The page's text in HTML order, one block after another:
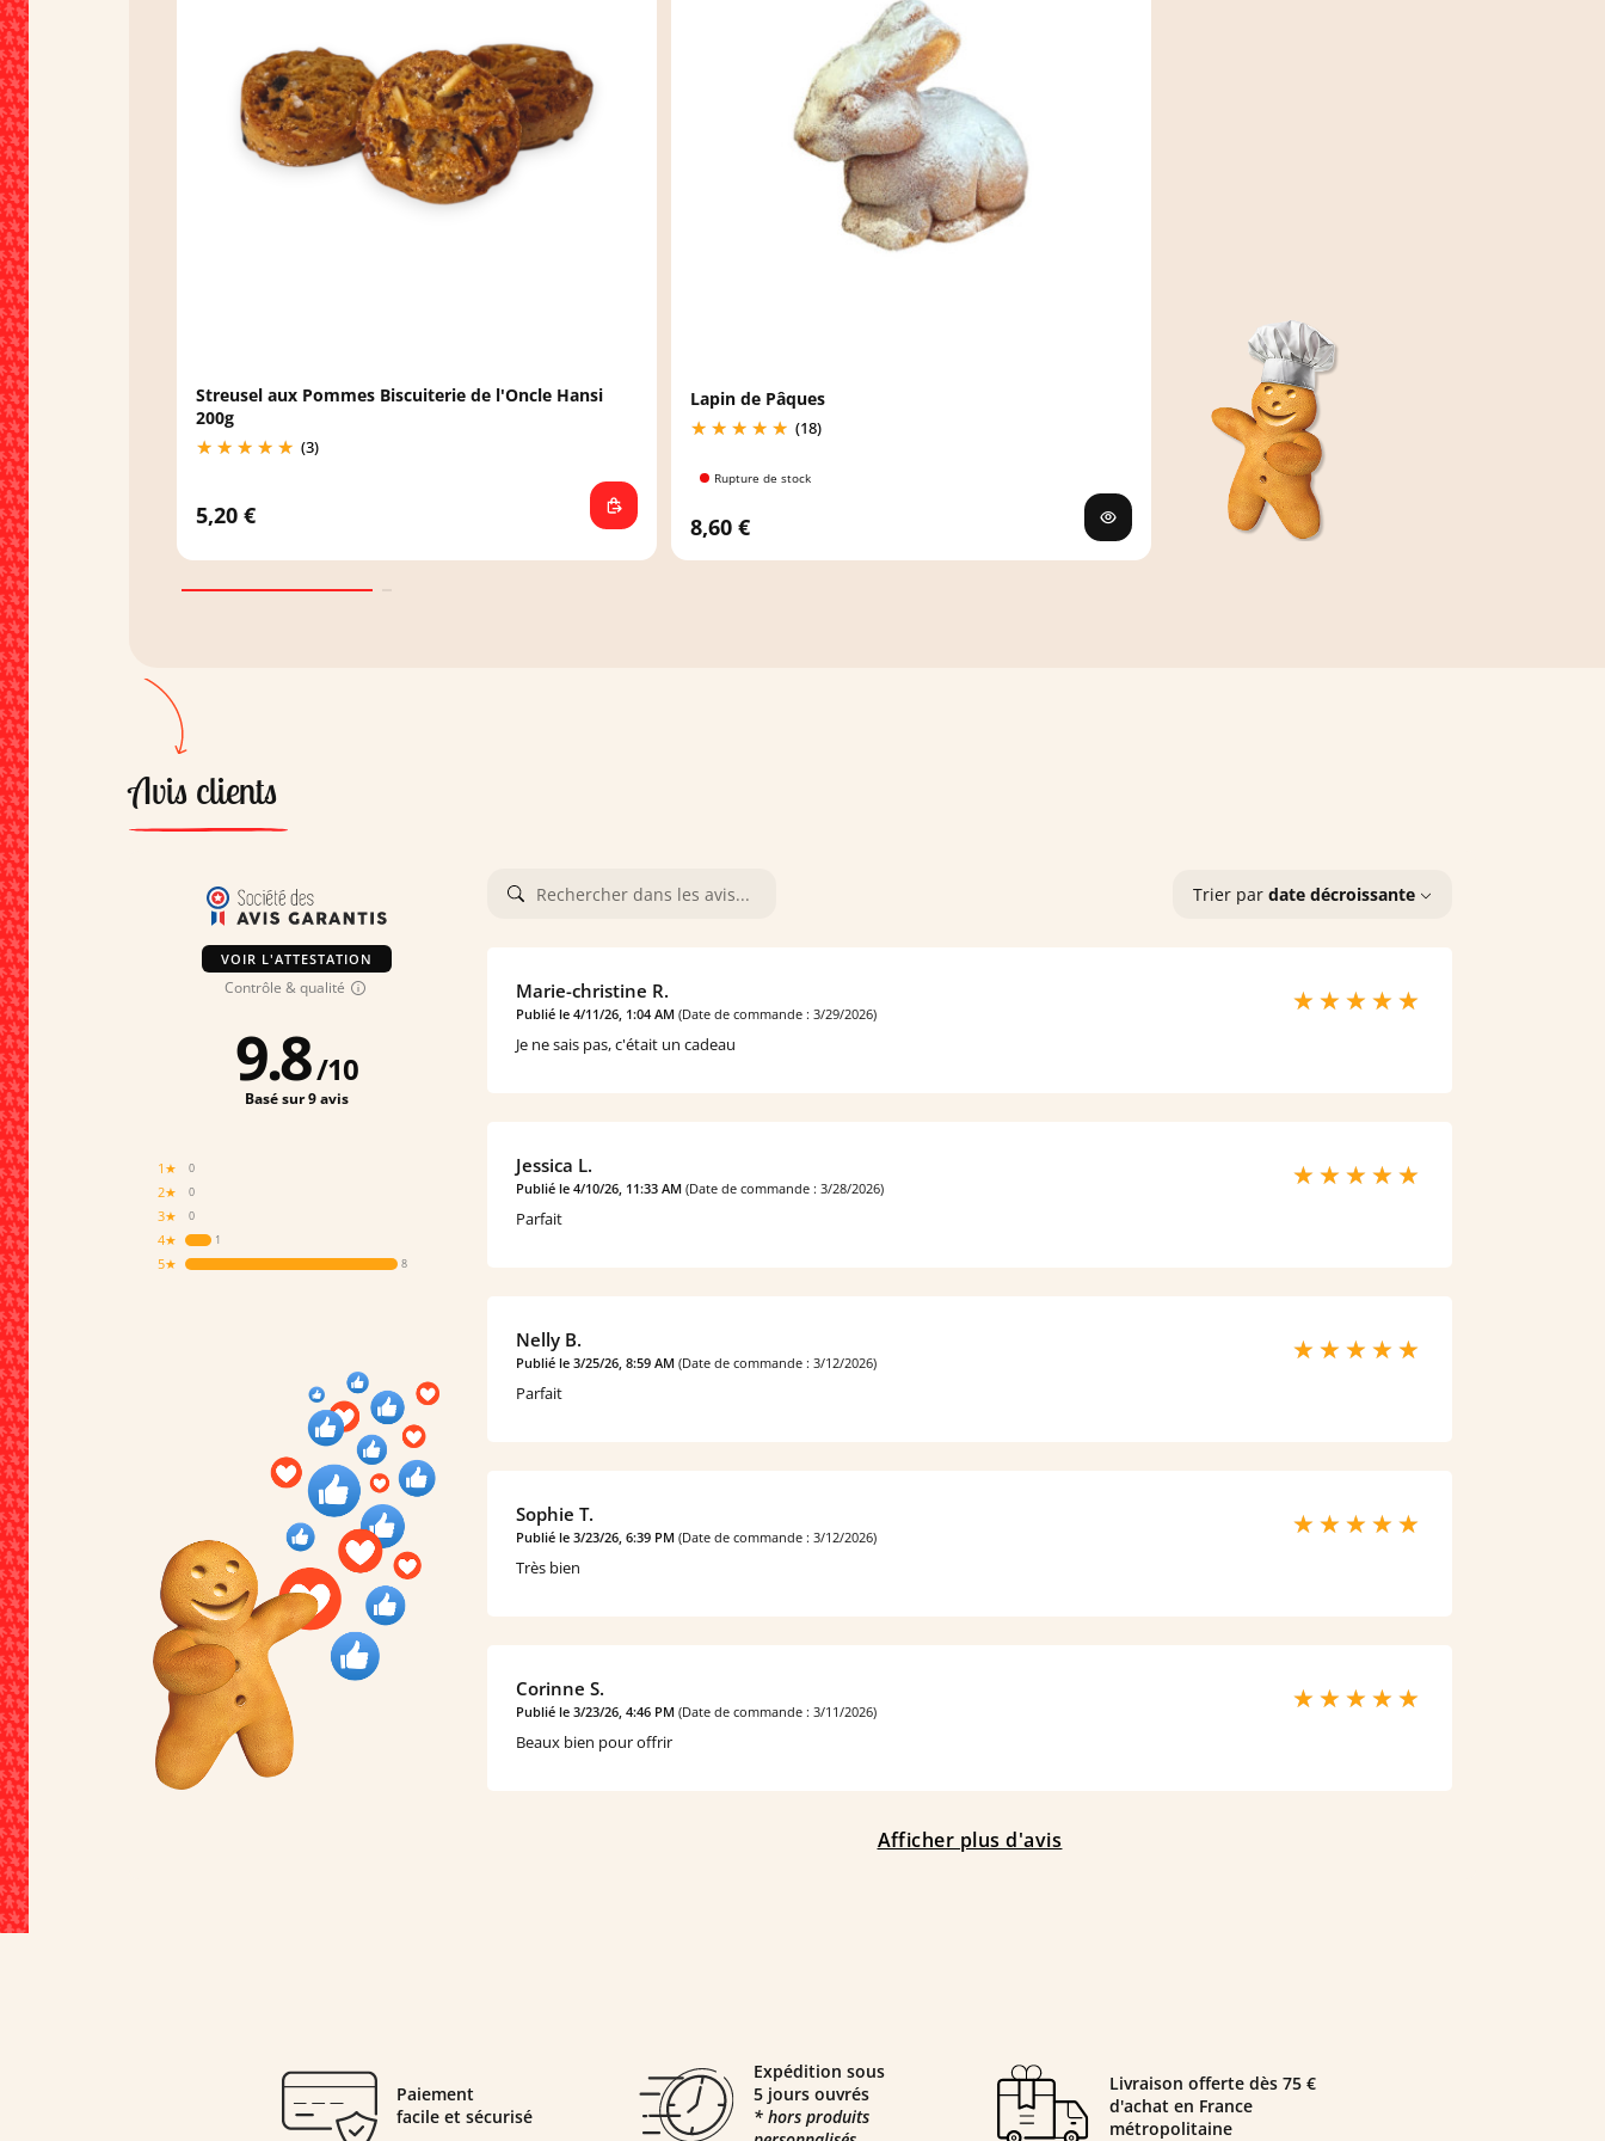
Streusel aux Pommes Biscuiterie de l'Oncle Hansi
200g
(3)
5,20 €
Lapin de Pâques
(18)
Rupture de stock
8,60 €
Avis clients
VOIR L'ATTESTATION
Contrôle & qualité
0
1★
0
2★
0
3★
1
4★
8
5★
9.8/10
Basé sur 9 avis
Trier par date décroissante
Marie-christine R.
Publié le 4/11/26, 1:04 AM (Date de commande : 3/29/2026)
Je ne sais pas, c'était un cadeau
Jessica L.
Publié le 4/10/26, 11:33 AM (Date de commande : 3/28/2026)
Parfait
Nelly B.
Publié le 3/25/26, 8:59 AM (Date de commande : 3/12/2026)
Parfait
Sophie T.
Publié le 3/23/26, 6:39 PM (Date de commande : 3/12/2026)
Très bien
Corinne S.
Publié le 3/23/26, 4:46 PM (Date de commande : 3/11/2026)
Beaux bien pour offrir
Afficher plus d'avis
Paiement
facile et sécurisé
Expédition sous
5 jours ouvrés
* hors produits
Livraison offerte dès 75 €
d'achat en France
métropolitaine